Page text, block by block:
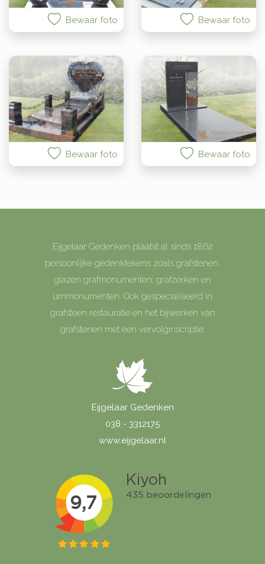
Bewaar foto Bewaar foto
Bewaar foto Bewaar foto
Eijgelaar Gedenken plaatst al sinds 1862
persoonlijke gedenktekens zoals grafstenen,
glazen grafmonumenten, grafzerken en
urnmonumenten. Ook gespecialiseerd in
grafsteen restauratie en het bijwerken van
grafstenen met een vervolginscriptie.
Eijgelaar Gedenken
038 - 3312175
www.eijgelaar.nl